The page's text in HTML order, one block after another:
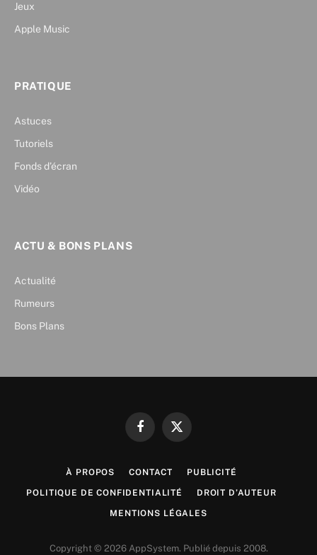
Jeux
Apple Music
PRATIQUE
Astuces
Tutoriels
Fonds d’écran
Vidéo
ACTU & BONS PLANS
Actualité
Rumeurs
Bons Plans
FacebookX
À PROPOS CONTACT PUBLICITÉ
POLITIQUE DE CONFIDENTIALITÉ DROIT D’AUTEUR
MENTIONS LÉGALES
Copyright © 2026 AppSystem. Publié depuis 2008.